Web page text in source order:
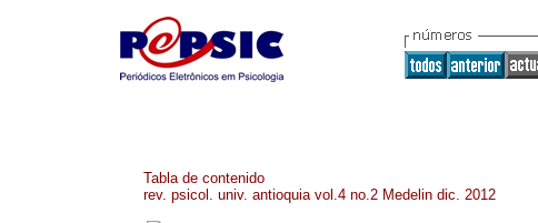
Tabla de contenido
rev. psicol. univ. antioquia vol.4 no.2 Medelin dic. 2012